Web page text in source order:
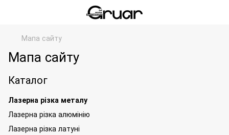
Мапа сайту
Мапа сайту
Каталог
Лазерна різка металу
Лазерна різка алюмінію
Лазерна різка латуні